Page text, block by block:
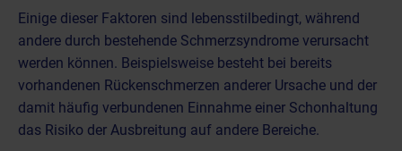
Einige dieser Faktoren sind lebensstilbedingt, während
andere durch bestehende Schmerzsyndrome verursacht
werden können. Beispielsweise besteht bei bereits
vorhandenen Rückenschmerzen anderer Ursache und der
damit häufig verbundenen Einnahme einer Schonhaltung
das Risiko der Ausbreitung auf andere Bereiche.